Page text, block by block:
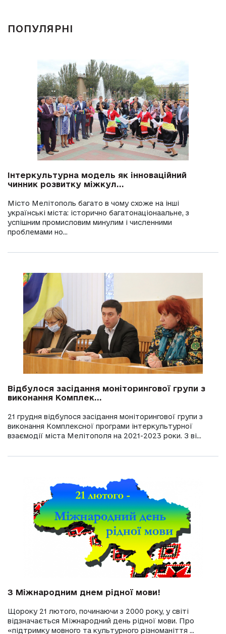
ПОПУЛЯРНІ
Інтеркультурна модель як інноваційний
чинник розвитку міжкул...
Місто Мелітополь багато в чому схоже на інші
українські міста: історично багатонаціонаальне, з
успішним промисловим минулим і численними
проблемами но...
Відбулося засідання моніторингової групи з
виконання Комплек...
21 грудня відбулося засідання моніторингової групи з
виконання Комплексної програми інтеркультурної
взаємодії міста Мелітополя на 2021-2023 роки. З ві...
З Міжнародним днем рідної мови!
Щороку 21 лютого, починаючи з 2000 року, у світі
відзначається Міжнародний день рідної мови. Про
«підтримку мовного та культурного різноманіття ...